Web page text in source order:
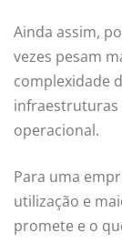
Ainda assim,
vezes pesam
complexidade
infraestruturas
operacional.
Para uma
utilização e
promete e o